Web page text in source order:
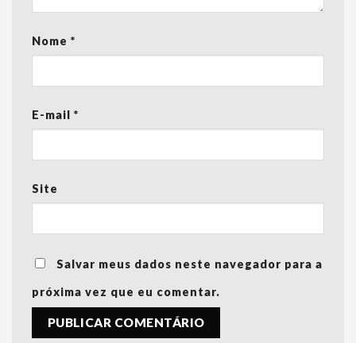
Nome *
E-mail *
Site
Salvar meus dados neste navegador para a
próxima vez que eu comentar.